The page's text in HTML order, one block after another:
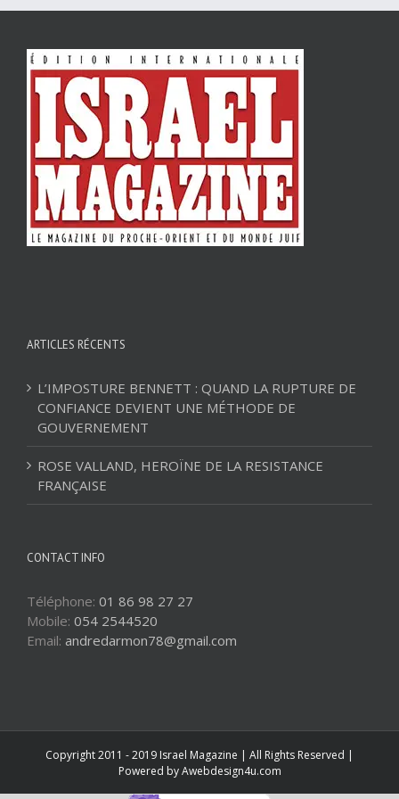
ARTICLES RÉCENTS
L’IMPOSTURE BENNETT : QUAND LA RUPTURE DE
CONFIANCE DEVIENT UNE MÉTHODE DE
GOUVERNEMENT
ROSE VALLAND, HEROÏNE DE LA RESISTANCE
FRANÇAISE
CONTACT INFO
Téléphone: 01 86 98 27 27
Mobile: 054 2544520
Email: andredarmon78@gmail.com
Copyright 2011 - 2019 Israel Magazine | All Rights Reserved |
Powered byAwebdesign4u.com